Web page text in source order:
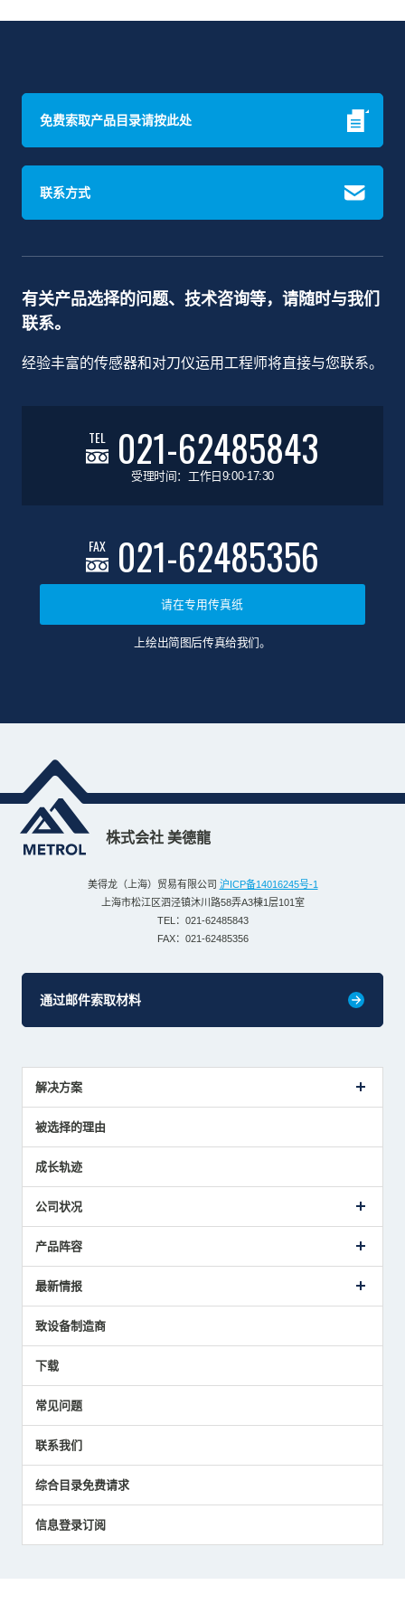
免费索取产品目录请按此处
联系方式
有关产品选择的问题、技术咨询等，请随时与我们
联系。
经验丰富的传感器和对刀仪运用工程师将直接与您联系。
TEL 021-62485843
受理时间：工作日9:00-17:30
FAX 021-62485356
请在专用传真纸
上绘出简图后传真给我们。
株式会社 美德龍
美得龙（上海）贸易有限公司 沪ICP备14016245号-1
上海市松江区泗泾镇沐川路58弄A3棟1层101室
TEL：021-62485843
FAX：021-62485356
通过邮件索取材料
解决方案
解决方案建议
被选择的理由
成长轨迹
公司状况
致词
主要获奖经历
国家/地区/语言
产品阵容
对刀仪
气压式精密定位传感器
最新情报
美德龙的技术
员工博客
中小企业BCP地震对策
传感器技术指南
社长博客
致设备制造商
下载
常见问题
联系我们
综合目录免费请求
信息登录订阅